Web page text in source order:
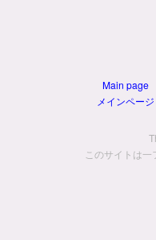
Main page
メインページ
このサイトは